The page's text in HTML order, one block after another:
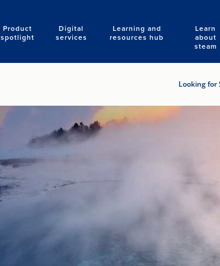
Product
spotlight
Digital
services
Learning and
resources hub
Learn
about
steam
Search
Looking for